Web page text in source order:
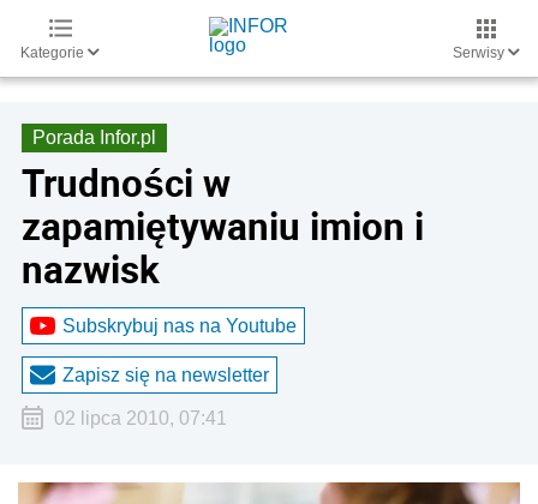
Kategorie Serwisy
Porada Infor.pl
Trudności w
zapamiętywaniu imion i
nazwisk
Subskrybuj nas na Youtube
Zapisz się na newsletter
02 lipca 2010, 07:41